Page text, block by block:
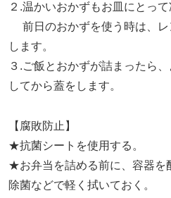
２.温かいおかずもお皿にとって
前日のおかずを使う時は、レ
します。
３.ご飯とおかずが詰まったら
してから蓋をします。
【腐敗防止】
★抗菌シートを使用する。
★お弁当を詰める前に、容器を
除菌などで軽く拭いておく。